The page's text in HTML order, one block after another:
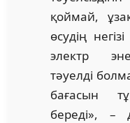
қоймай,
өсудің
электр
тәуелді
бағасын
береді», –